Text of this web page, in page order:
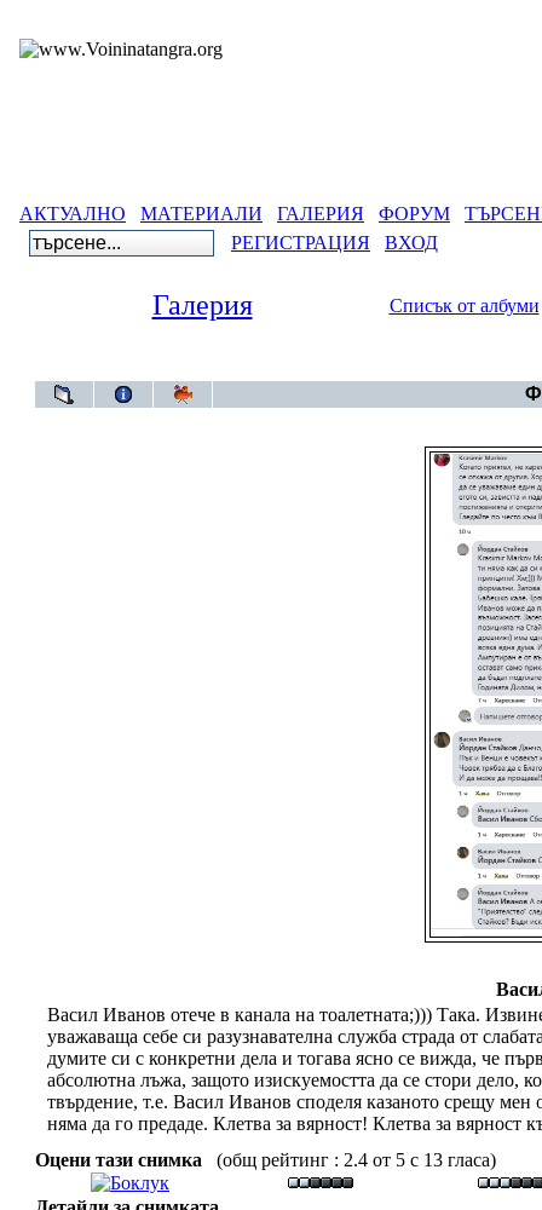
АКТУАЛНО МАТЕРИАЛИ ГАЛЕРИЯ ФОРУМ
РЕГИСТРАЦИЯ
ВХОД
Галерия Списък от албуми
Васил Иванов отече в канала на тоалетната;))) Така.
уважаваща себе си разузнавателна служба страда от
думите си с конкретни дела и тогава ясно се вижда, че
абсолютна лъжа, защото изискуемостта да се стори дело,
твърдение, т.е. Васил Иванов споделя казаното срещу
няма да го предаде. Клетва за вярност! Клетва за вярност
Оцени тази снимка
(общ рейтинг : 2.4 от 5 с 13 гласа)